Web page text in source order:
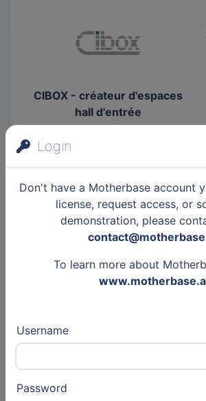
Login
Don't have a Motherbase account
license, request access, or
demonstration, please
To learn more about
Username
Password
CIBOX - créateur d'espaces
hall d'entrée
Techniwood
Léman Habitat - OPH de